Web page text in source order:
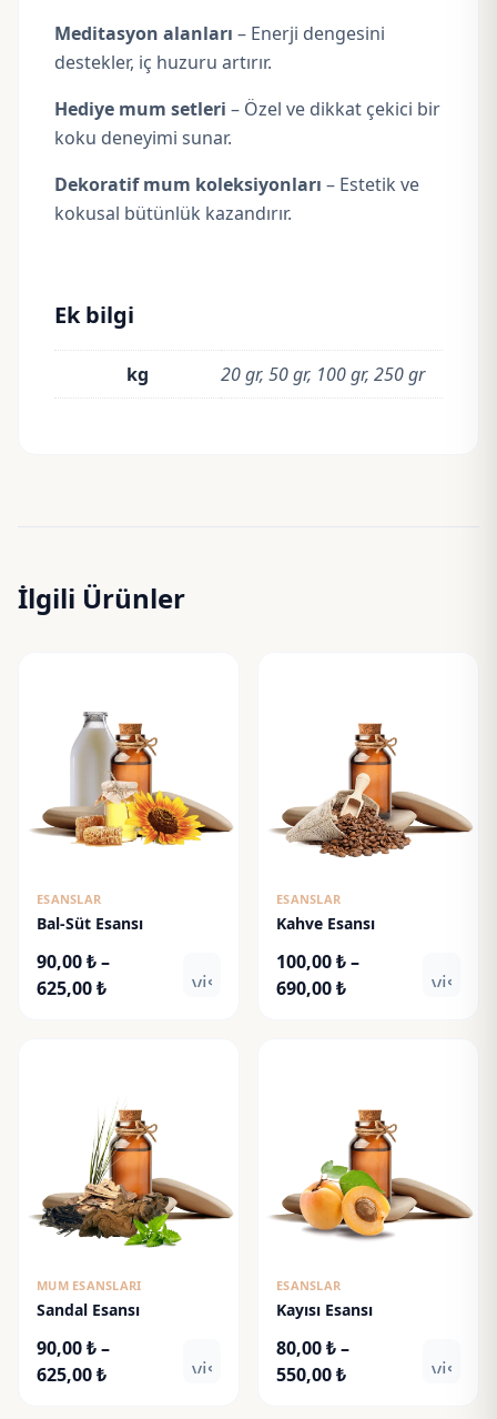
Meditasyon alanları – Enerji dengesini
destekler, iç huzuru artırır.
Hediye mum setleri – Özel ve dikkat çekici bir
koku deneyimi sunar.
Dekoratif mum koleksiyonları – Estetik ve
kokusal bütünlük kazandırır.
Ek bilgi
kg 20 gr, 50 gr, 100 gr, 250 gr
İlgili Ürünler
ESANSLAR
Bal-Süt Esansı
90,00₺–
625,00₺Fiyat
visibility
ESANSLAR
Kahve Esansı
100,00₺–
690,00₺Fiyat
MUM ESANSLARI
Sandal Esansı
90,00₺–
625,00₺Fiyat
visibility
ESANSLAR
Kayısı Esansı
80,00₺–
550,00₺Fiyat